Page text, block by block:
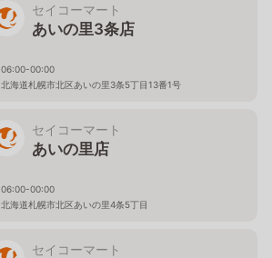
セイコーマート
あいの里3条店
06:00-00:00
北海道札幌市北区あいの里3条5丁目13番1号
セイコーマート
あいの里店
06:00-00:00
北海道札幌市北区あいの里4条5丁目
セイコーマート